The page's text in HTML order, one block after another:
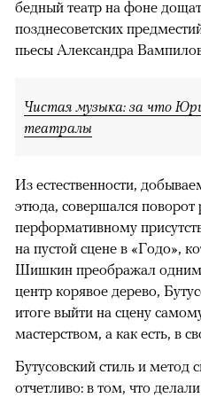
бедный театр на фоне
позднесоветских
пьесы Александра
Чистая музыка: за что
театралы
Из естественности,
этюда, совершался поворот
перформативному
на пустой сцене в «Годо»,
Шишкин преображал
центр корявое дерево,
итоге выйти на сцену
мастерством, а как есть, в
Бутусовский стиль и метод
отчетливо: в том, что